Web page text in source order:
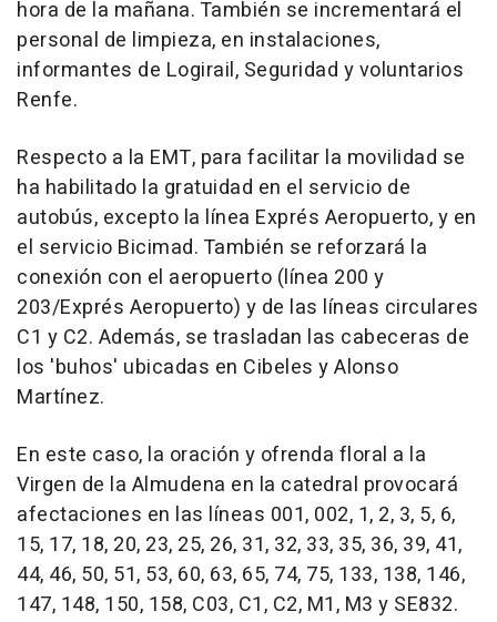
hora de la mañana. También se incrementará el
personal de limpieza, en instalaciones,
informantes de Logirail, Seguridad y voluntarios
Renfe.
Respecto a la EMT, para facilitar la movilidad se
ha habilitado la gratuidad en el servicio de
autobús, excepto la línea Exprés Aeropuerto, y en
el servicio Bicimad. También se reforzará la
conexión con el aeropuerto (línea 200 y
203/Exprés Aeropuerto) y de las líneas circulares
C1 y C2. Además, se trasladan las cabeceras de
los 'buhos' ubicadas en Cibeles y Alonso
Martínez.
En este caso, la oración y ofrenda floral a la
Virgen de la Almudena en la catedral provocará
afectaciones en las líneas 001, 002, 1, 2, 3, 5, 6,
15, 17, 18, 20, 23, 25, 26, 31, 32, 33, 35, 36, 39, 41,
44, 46, 50, 51, 53, 60, 63, 65, 74, 75, 133, 138, 146,
147, 148, 150, 158, C03, C1, C2, M1, M3 y SE832.